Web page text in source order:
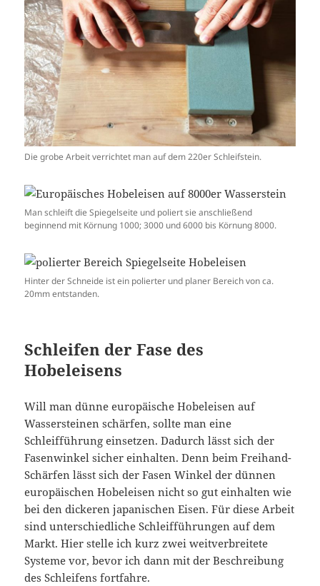
Die grobe Arbeit verrichtet man auf dem 220er Schleifstein.
Man schleift die Spiegelseite und poliert sie anschließend
beginnend mit Körnung 1000; 3000 und 6000 bis Körnung 8000.
Hinter der Schneide ist ein polierter und planer Bereich von ca.
20mm entstanden.
Schleifen der Fase des
Hobeleisens
Will man dünne europäische Hobeleisen auf
Wassersteinen schärfen, sollte man eine
Schleifführung einsetzen. Dadurch lässt sich der
Fasenwinkel sicher einhalten. Denn beim Freihand-
Schärfen lässt sich der Fasen Winkel der dünnen
europäischen Hobeleisen nicht so gut einhalten wie
bei den dickeren japanischen Eisen. Für diese Arbeit
sind unterschiedliche Schleifführungen auf dem
Markt. Hier stelle ich kurz zwei weitverbreitete
Systeme vor, bevor ich dann mit der Beschreibung
des Schleifens fortfahre.